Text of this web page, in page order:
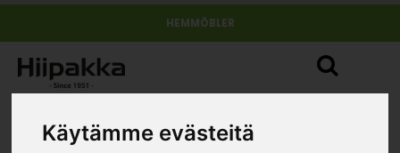
Käytämme evästeitä
HEMMÖBLER